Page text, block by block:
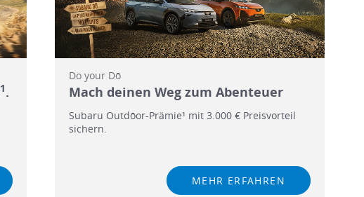
1.
Do your Dō
Mach deinen Weg zum Abenteuer
Subaru Outdōor-Prämie¹ mit 3.000 € Preisvorteil
sichern.
MEHR ERFAHREN